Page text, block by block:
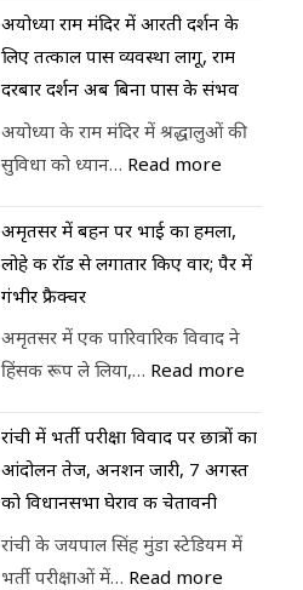
अयोध्या राम मंदिर में आरती दर्शन के
लिए तत्काल पास व्यवस्था लागू, राम
दरबार दर्शन अब बिना पास के संभव
अयोध्या के राम मंदिर में श्रद्धालुओं की
सुविधा को ध्यान… Read more
अमृतसर में बहन पर भाई का हमला,
लोहे की रॉड से लगातार किए वार; पैर में
गंभीर फ्रैक्चर
अमृतसर में एक पारिवारिक विवाद ने
हिंसक रूप ले लिया,… Read more
रांची में भर्ती परीक्षा विवाद पर छात्रों का
आंदोलन तेज, अनशन जारी, 7 अगस्त
को विधानसभा घेराव की चेतावनी
रांची के जयपाल सिंह मुंडा स्टेडियम में
भर्ती परीक्षाओं में… Read more